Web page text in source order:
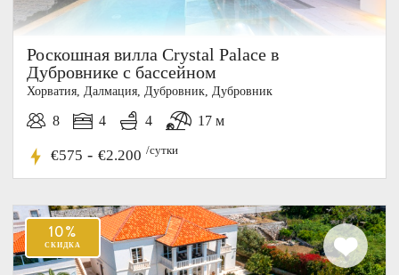
Роскошная вилла Crystal Palace в
Дубровнике с бассейном
Хорватия, Далмация, Дубровник, Дубровник
8 4 4 17 м
€575 - €2.200 /сутки